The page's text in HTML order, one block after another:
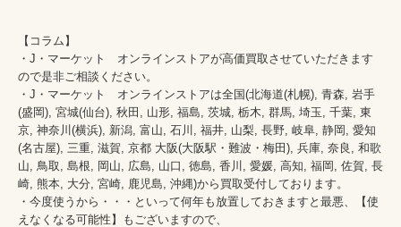
【コラム】
・J・マーケット　オンラインストアが高価買取させていただきます
ので是非ご相談ください。
・J・マーケット　オンラインストアは全国(北海道(札幌), 青森, 岩手
(盛岡), 宮城(仙台), 秋田, 山形, 福島, 茨城, 栃木, 群馬, 埼玉, 千葉, 東
京, 神奈川(横浜), 新潟, 富山, 石川, 福井, 山梨, 長野, 岐阜, 静岡, 愛知
(名古屋), 三重, 滋賀, 京都 大阪(大阪駅・難波・梅田), 兵庫, 奈良, 和歌
山, 鳥取, 島根, 岡山, 広島, 山口, 徳島, 香川, 愛媛, 高知, 福岡, 佐賀, 長
崎, 熊本, 大分, 宮崎, 鹿児島, 沖縄)から買取受付しております。
・今度使うから・・・といって何年も放置しておきますと最悪、【使
えなくなる可能性】もございますので、